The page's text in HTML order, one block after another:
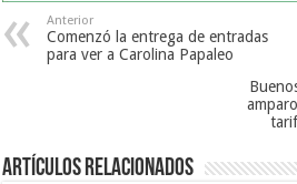
Anterior
Comenzó la entrega de entradas
para ver a Carolina Papaleo
Artículos Relacionados